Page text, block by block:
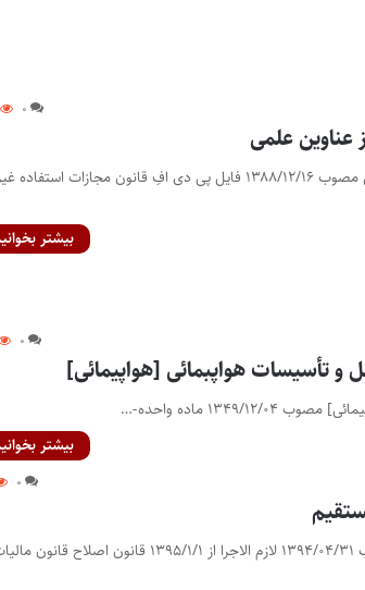
۰
عناوین علمی
قانون مجازات استفاده غیرمجاز از عناوین علمی مصوب ۱۳۸۸/۱۲/۱۶ فایل پی دی افِ قانون مجازات
بیشتر
۰
و تأسیسات هواپبمائی [هواپیمائی]
ماده واحده-…
بیشتر
۰
قانون اصلاح قانون مالیات‌های مستقیم مصوب ۱۳۹۴/۰۴/۳۱ لازم الاجرا از ۱۳۹۵/۱/۱ قانون اصلاح